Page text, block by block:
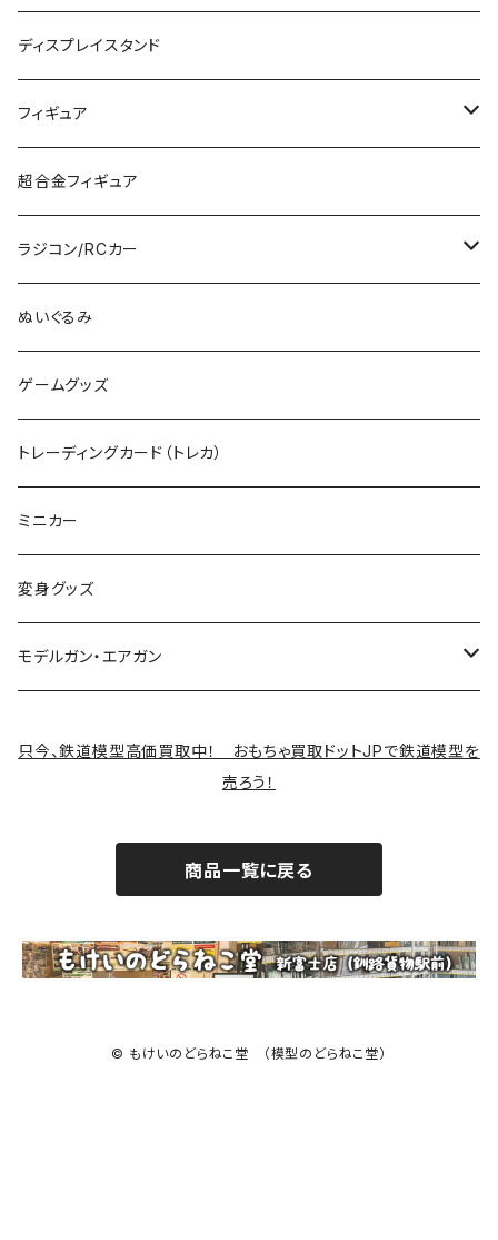
その他メーカー (N)
KATO (HO)
TOMIX (HO)
その他のHOゲージ
Zゲージ
カタログ
TOMIX (N)
制御機器
ストラクチャー
PG
デカール
カーモデル（車プラモ）
バイクプラモ
30MS
ミリタリープラモ
ポケモン
その他のロボット
その他のキャラクター
工具（ツール）
塗料
筆
ディスプレイスタンド
フィギュア
ガンダム
超合金フィギュア
ラジコン/RCカー
タミヤRC
RCパーツ
ぬいぐるみ
ゲームグッズ
トレーディングカード（トレカ）
ミニカー
変身グッズ
モデルガン・エアガン
只今、鉄道模型高価買取中！ おもちゃ買取ドットJPで鉄道模型を
売ろう！
商品一覧に戻る
© もけいのどらねこ堂 （模型のどらねこ堂）